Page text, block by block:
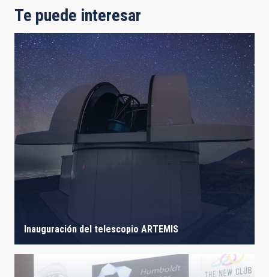
Te puede interesar
Inauguración del telescopio ARTEMIS